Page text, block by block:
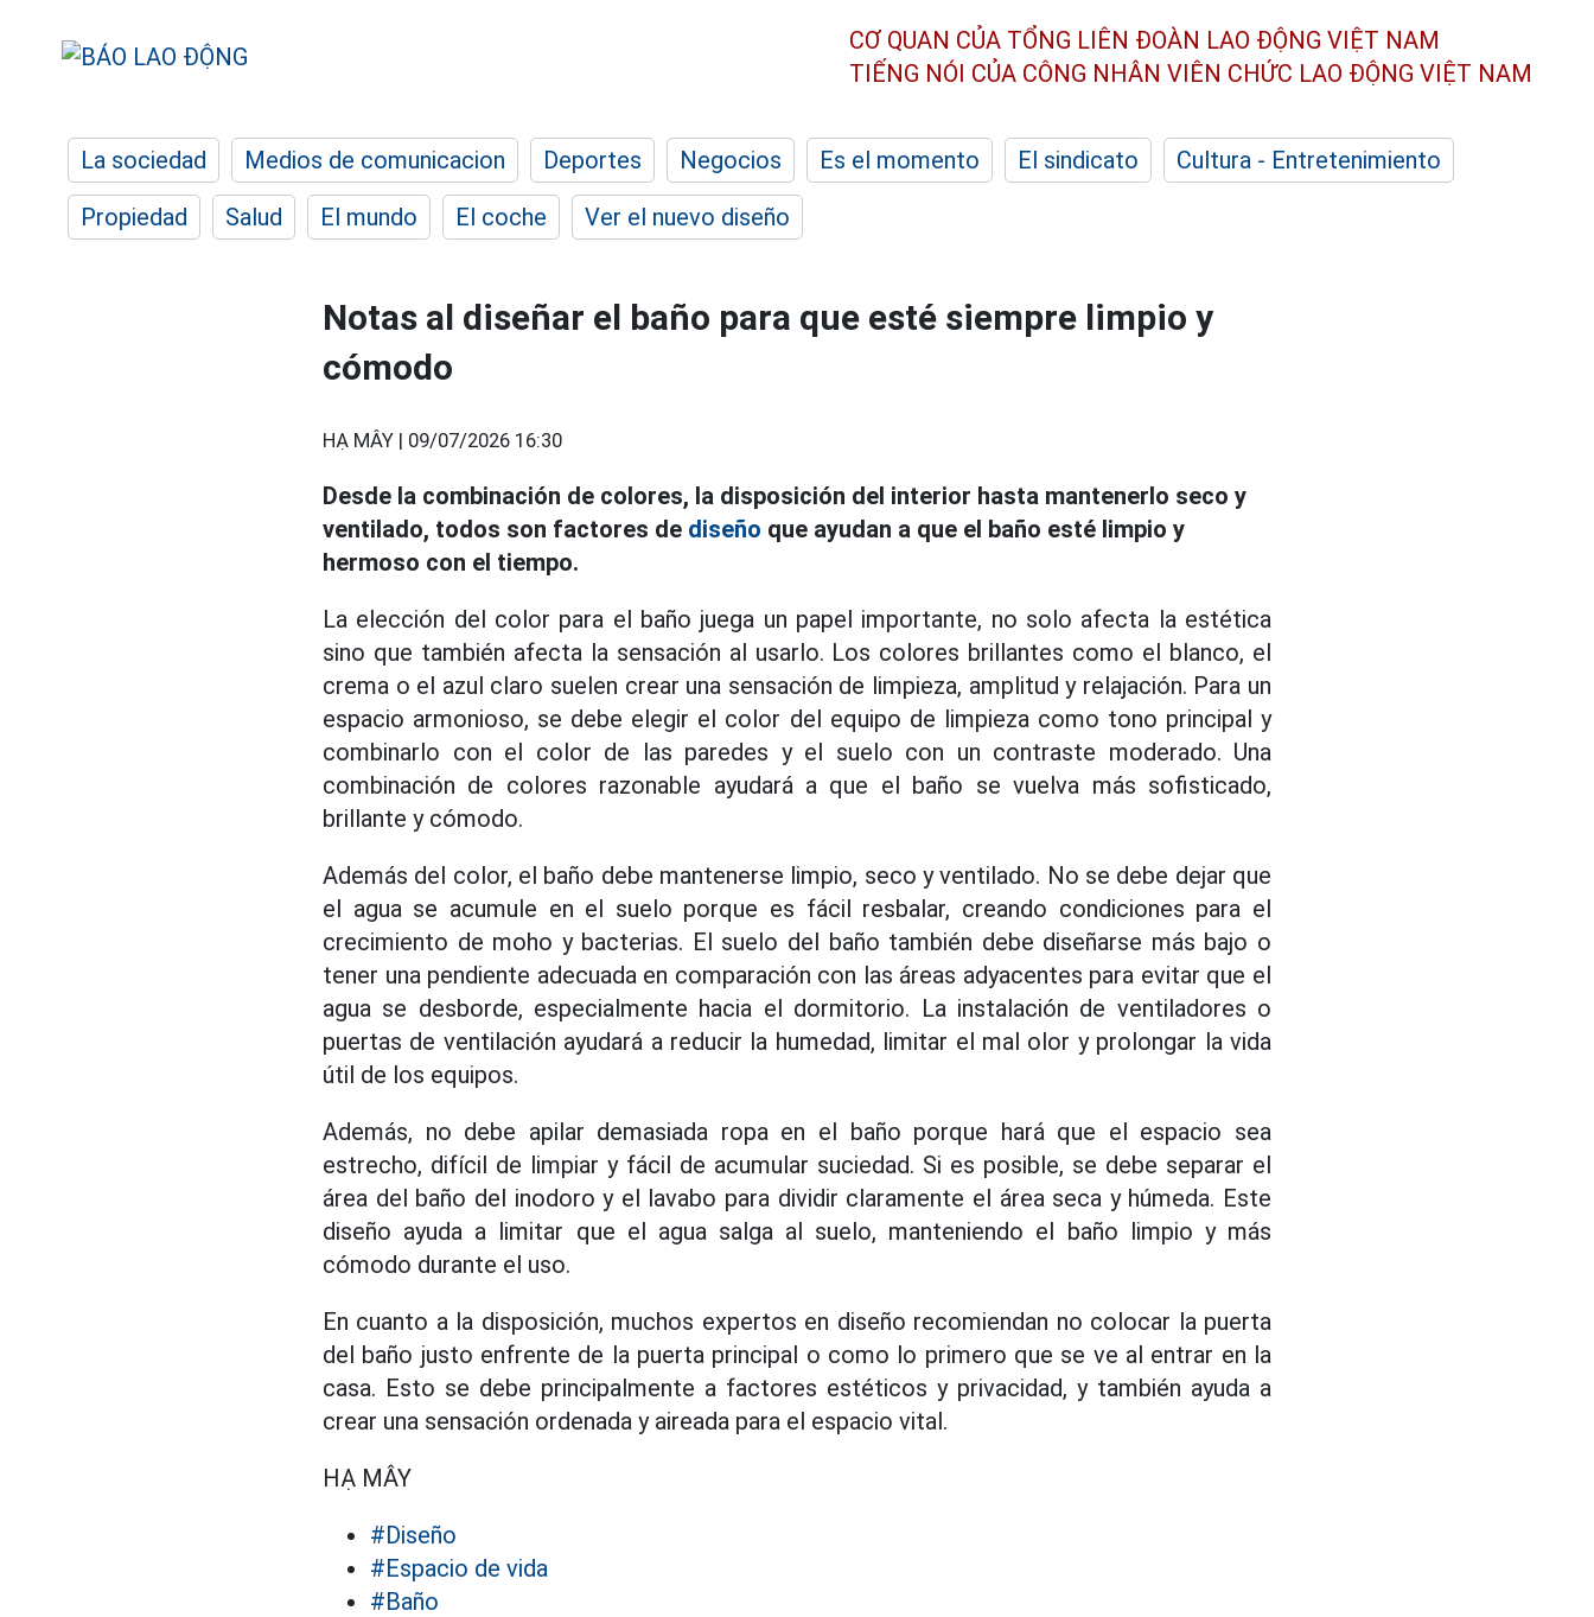
CƠ QUAN CỦA TỔNG LIÊN ĐOÀN LAO ĐỘNG VIỆT NAM
TIẾNG NÓI CỦA CÔNG NHÂN VIÊN CHỨC LAO ĐỘNG VIỆT NAM
La sociedad Medios de comunicacion Deportes Negocios Es el momento El sindicato
Cultura - Entretenimiento
Propiedad
Salud El mundo El coche Ver el nuevo diseño
Notas al diseñar el baño para que esté siempre limpio y
cómodo
HẠ MÂY | 09/07/2026 16:30
Desde la combinación de colores, la disposición del interior hasta mantenerlo seco y
ventilado, todos son factores de diseño que ayudan a que el baño esté limpio y
hermoso con el tiempo.
La elección del color para el baño juega un papel importante, no solo afecta la estética
sino que también afecta la sensación al usarlo. Los colores brillantes como el blanco, el
crema o el azul claro suelen crear una sensación de limpieza, amplitud y relajación. Para un
espacio armonioso, se debe elegir el color del equipo de limpieza como tono principal y
combinarlo con el color de las paredes y el suelo con un contraste moderado. Una
combinación de colores razonable ayudará a que el baño se vuelva más sofisticado,
brillante y cómodo.
Además del color, el baño debe mantenerse limpio, seco y ventilado. No se debe dejar que
el agua se acumule en el suelo porque es fácil resbalar, creando condiciones para el
crecimiento de moho y bacterias. El suelo del baño también debe diseñarse más bajo o
tener una pendiente adecuada en comparación con las áreas adyacentes para evitar que el
agua se desborde, especialmente hacia el dormitorio. La instalación de ventiladores o
puertas de ventilación ayudará a reducir la humedad, limitar el mal olor y prolongar la vida
útil de los equipos.
Además, no debe apilar demasiada ropa en el baño porque hará que el espacio sea
estrecho, difícil de limpiar y fácil de acumular suciedad. Si es posible, se debe separar el
área del baño del inodoro y el lavabo para dividir claramente el área seca y húmeda. Este
diseño ayuda a limitar que el agua salga al suelo, manteniendo el baño limpio y más
cómodo durante el uso.
En cuanto a la disposición, muchos expertos en diseño recomiendan no colocar la puerta
del baño justo enfrente de la puerta principal o como lo primero que se ve al entrar en la
casa. Esto se debe principalmente a factores estéticos y privacidad, y también ayuda a
crear una sensación ordenada y aireada para el espacio vital.
HẠ MÂY
#Diseño
#Espacio de vida
#Baño